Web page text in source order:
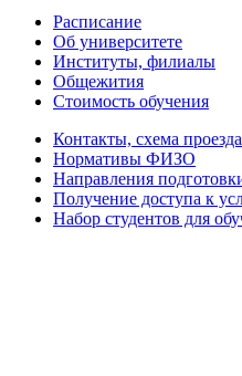
Расписание
Об университете
Институты, филиалы
Общежития
Стоимость обучения
Контакты, схема проезда
Нормативы ФИЗО
Направления
Получение доступа к
Набор студентов для